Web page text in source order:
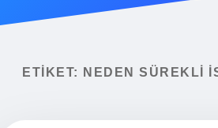
Yasal Uyarı
ETIKET: NEDEN SÜREKLI